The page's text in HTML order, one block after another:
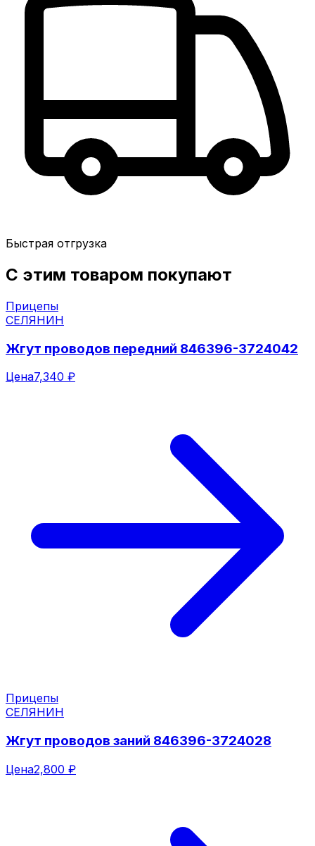
Быстрая отгрузка
С этим товаром покупают
Прицепы
СЕЛЯНИН
Жгут проводов передний 846396-3724042
Цена7,340 ₽
Прицепы
СЕЛЯНИН
Жгут проводов заний 846396-3724028
Цена2,800 ₽